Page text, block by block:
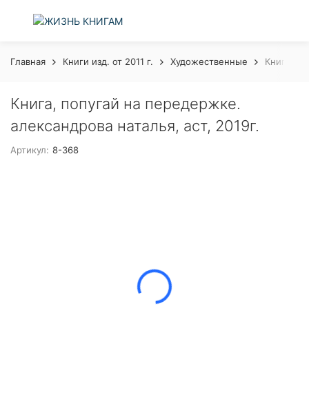
Главная Книги изд. от 2011 г. Художественные Книга,
Книга, попугай на передержке.
александрова наталья, аст, 2019г.
Артикул: 8-368